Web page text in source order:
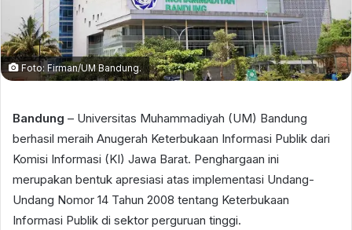
Foto: Firman/UM Bandung.
Bandung – Universitas Muhammadiyah (UM) Bandung
berhasil meraih Anugerah Keterbukaan Informasi Publik dari
Komisi Informasi (KI) Jawa Barat. Penghargaan ini
merupakan bentuk apresiasi atas implementasi Undang-
Undang Nomor 14 Tahun 2008 tentang Keterbukaan
Informasi Publik di sektor perguruan tinggi.